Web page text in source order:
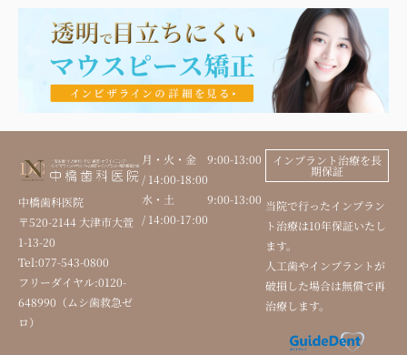
中橋歯科医院
〒520-2144 大津市大萱
1-13-20
Tel:077-543-0800
フリーダイヤル:0120-
648990（ムシ歯救急ゼ
ロ）
月・火・金 9:00-13:00
/ 14:00-18:00
水・土 9:00-13:00
/ 14:00-17:00
インプラント治療を長
期保証
当院で行ったインプラン
ト治療は10年保証いたし
ます。
人工歯やインプラントが
破損した場合は無償で再
治療します。